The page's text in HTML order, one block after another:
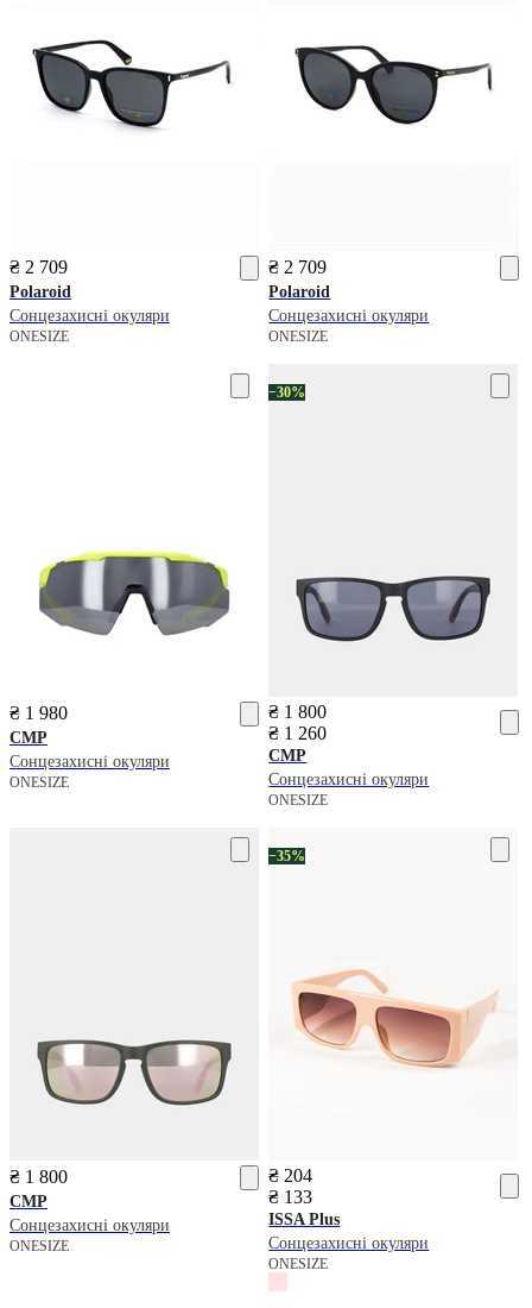
₴ 2 709
Polaroid
Сонцезахисні окуляри
ONESIZE
₴ 2 709
Polaroid
Сонцезахисні окуляри
ONESIZE
₴ 1 980
CMP
Сонцезахисні окуляри
ONESIZE
−30%
₴ 1 800
₴ 1 260
CMP
Сонцезахисні окуляри
ONESIZE
₴ 1 800
CMP
Сонцезахисні окуляри
ONESIZE
−35%
₴ 204
₴ 133
ISSA Plus
Сонцезахисні окуляри
ONESIZE